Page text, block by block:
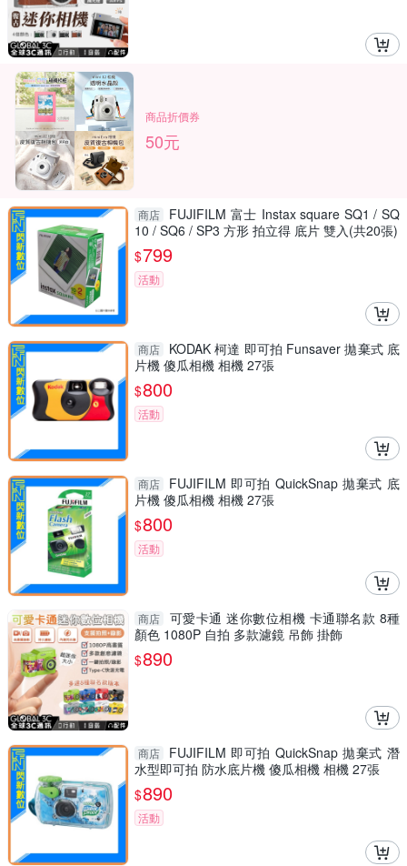
商品折價券
50元
商店
FUJIFILM 富士 Instax square SQ1 / SQ
10 / SQ6 / SP3 方形 拍立得 底片 雙入(共20張)
$799
活動
商店
KODAK 柯達 即可拍 Funsaver 拋棄式 底
片機 傻瓜相機 相機 27張
$800
活動
商店
FUJIFILM 即可拍 QuickSnap 拋棄式 底
片機 傻瓜相機 相機 27張
$800
活動
商店
可愛卡通 迷你數位相機 卡通聯名款 8種
顏色 1080P 自拍 多款濾鏡 吊飾 掛飾
$890
商店
FUJIFILM 即可拍 QuickSnap 拋棄式 潛
水型即可拍 防水底片機 傻瓜相機 相機 27張
$890
活動